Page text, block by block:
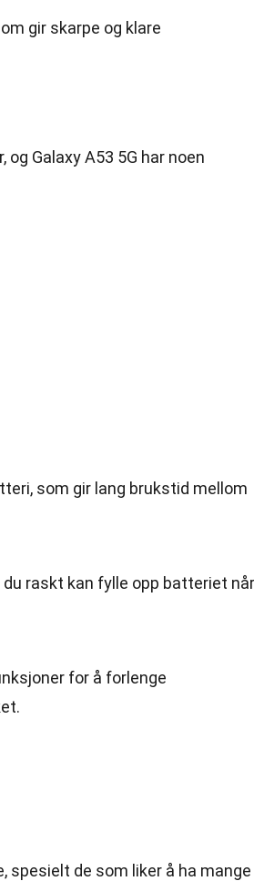
gir skarpe og klare
Galaxy A53 5G har noen
som gir lang brukstid mellom
raskt kan fylle opp batteriet når
for å forlenge
spesielt de som liker å ha mange